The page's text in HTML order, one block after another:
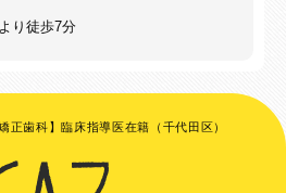
り徒歩7分
正歯科】臨床指導医在籍（千代田区）